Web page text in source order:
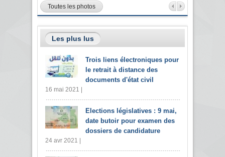
Toutes les photos
Les plus lus
Trois liens électroniques pour
le retrait à distance des
documents d'état civil
16 mai 2021 |
Elections législatives : 9 mai,
date butoir pour examen des
dossiers de candidature
24 avr 2021 |